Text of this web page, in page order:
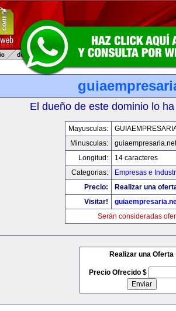
El dueño de este dominio lo
Mayusculas:
Minusculas:
guiaempresaria.net
Longitud:
14 caracteres
Categorias:
Empresas e
Precio:
Realizar una
Visitar!
Serán consideradas
Realizar una Oferta
Precio Ofrecido $